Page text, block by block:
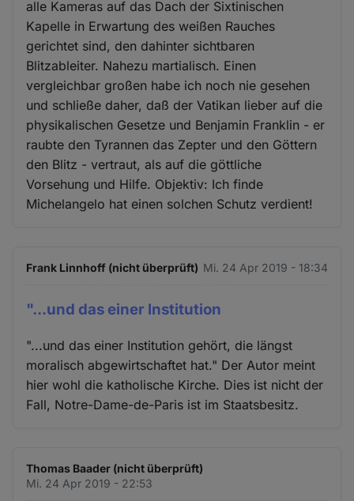
alle Kameras auf das Dach der Sixtinischen
Kapelle in Erwartung des weißen Rauches
gerichtet sind, den dahinter sichtbaren
Blitzableiter. Nahezu martialisch. Einen
vergleichbar großen habe ich noch nie gesehen
und schließe daher, daß der Vatikan lieber auf die
physikalischen Gesetze und Benjamin Franklin - er
raubte den Tyrannen das Zepter und den Göttern
den Blitz - vertraut, als auf die göttliche
Vorsehung und Hilfe. Objektiv: Ich finde
Michelangelo hat einen solchen Schutz verdient!
Frank Linnhoff (nicht überprüft) Mi. 24 Apr 2019 - 18:34
"...und das einer Institution
"...und das einer Institution gehört, die längst
moralisch abgewirtschaftet hat." Der Autor meint
hier wohl die katholische Kirche. Dies ist nicht der
Fall, Notre-Dame-de-Paris ist im Staatsbesitz.
Thomas Baader (nicht überprüft)
Mi. 24 Apr 2019 - 22:53